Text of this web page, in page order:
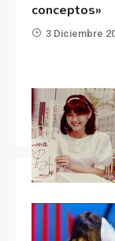
conceptos»
3 Diciembre